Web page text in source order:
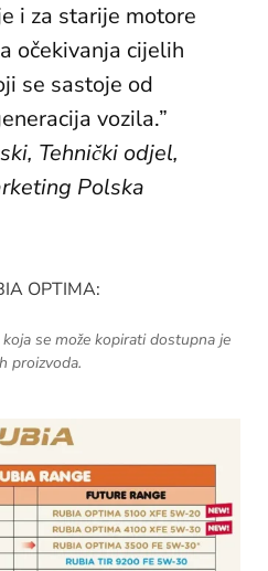
i za starije motore
očekivanja cijelih
se sastoje od
vozila.”
Tehnički odjel,
Polska
OPTIMA:
se može kopirati dostupna je
proizvoda.